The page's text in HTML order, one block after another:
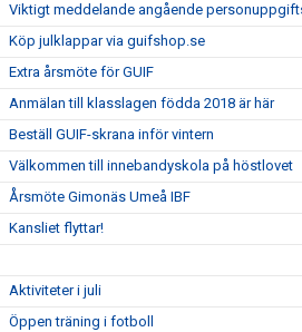
Viktigt meddelande angående
Köp julklappar via guifshop.se
Extra årsmöte för GUIF
Anmälan till klasslagen födda 2018 är här
Beställ GUIF-skrana inför vintern
Välkommen till innebandyskola på höstlovet
Årsmöte Gimonäs Umeå IBF
Kansliet flyttar!
Aktiviteter i juli
Öppen träning i fotboll